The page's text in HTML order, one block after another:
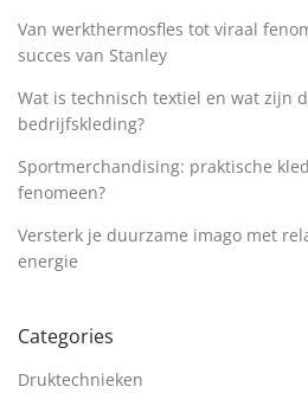
Van werkthermosfles tot viraal
succes van Stanley
Wat is technisch textiel en wat zijn
bedrijfskleding?
Sportmerchandising: praktische
fenomeen?
Versterk je duurzame imago met
energie
Categories
Druktechnieken